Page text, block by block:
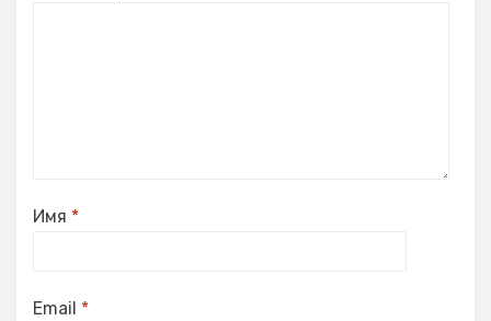
Имя *
Email *